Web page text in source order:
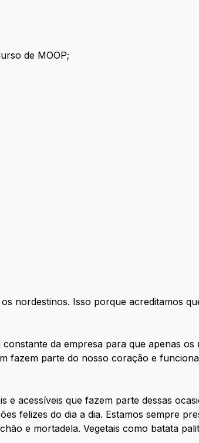
de MOOP;
nordestinos. Isso porque acreditamos
da empresa para que apenas
fazem parte do nosso coração e
e acessíveis que fazem parte dessas
felizes do dia a dia. Estamos sempre
e mortadela. Vegetais como batata